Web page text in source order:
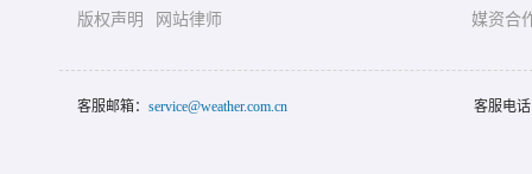
版权声明
网站律师
媒资合
客服邮箱： service@weather.com.cn 客服电